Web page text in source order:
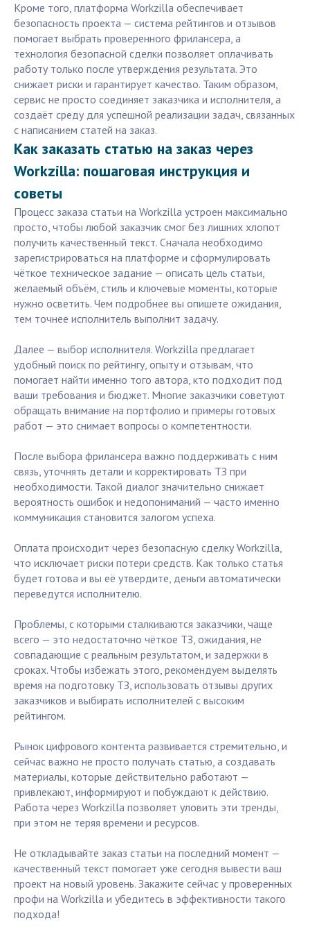
Кроме того, платформа Workzilla обеспечивает
безопасность проекта — система рейтингов и отзывов
помогает выбрать проверенного фрилансера, а
технология безопасной сделки позволяет оплачивать
работу только после утверждения результата. Это
снижает риски и гарантирует качество. Таким образом,
сервис не просто соединяет заказчика и исполнителя, а
создаёт среду для успешной реализации задач, связанных
с написанием статей на заказ.
Как заказать статью на заказ через
Workzilla: пошаговая инструкция и
советы
Процесс заказа статьи на Workzilla устроен максимально
просто, чтобы любой заказчик смог без лишних хлопот
получить качественный текст. Сначала необходимо
зарегистрироваться на платформе и сформулировать
чёткое техническое задание — описать цель статьи,
желаемый объём, стиль и ключевые моменты, которые
нужно осветить. Чем подробнее вы опишете ожидания,
тем точнее исполнитель выполнит задачу.
Далее — выбор исполнителя. Workzilla предлагает
удобный поиск по рейтингу, опыту и отзывам, что
помогает найти именно того автора, кто подходит под
ваши требования и бюджет. Многие заказчики советуют
обращать внимание на портфолио и примеры готовых
работ — это снимает вопросы о компетентности.
После выбора фрилансера важно поддерживать с ним
связь, уточнять детали и корректировать ТЗ при
необходимости. Такой диалог значительно снижает
вероятность ошибок и недопониманий — часто именно
коммуникация становится залогом успеха.
Оплата происходит через безопасную сделку Workzilla,
что исключает риски потери средств. Как только статья
будет готова и вы её утвердите, деньги автоматически
переведутся исполнителю.
Проблемы, с которыми сталкиваются заказчики, чаще
всего — это недостаточно чёткое ТЗ, ожидания, не
совпадающие с реальным результатом, и задержки в
сроках. Чтобы избежать этого, рекомендуем выделять
время на подготовку ТЗ, использовать отзывы других
заказчиков и выбирать исполнителей с высоким
рейтингом.
Рынок цифрового контента развивается стремительно, и
сейчас важно не просто получать статью, а создавать
материалы, которые действительно работают —
привлекают, информируют и побуждают к действию.
Работа через Workzilla позволяет уловить эти тренды,
при этом не теряя времени и ресурсов.
Не откладывайте заказ статьи на последний момент —
качественный текст помогает уже сегодня вывести ваш
проект на новый уровень. Закажите сейчас у проверенных
профи на Workzilla и убедитесь в эффективности такого
подхода!